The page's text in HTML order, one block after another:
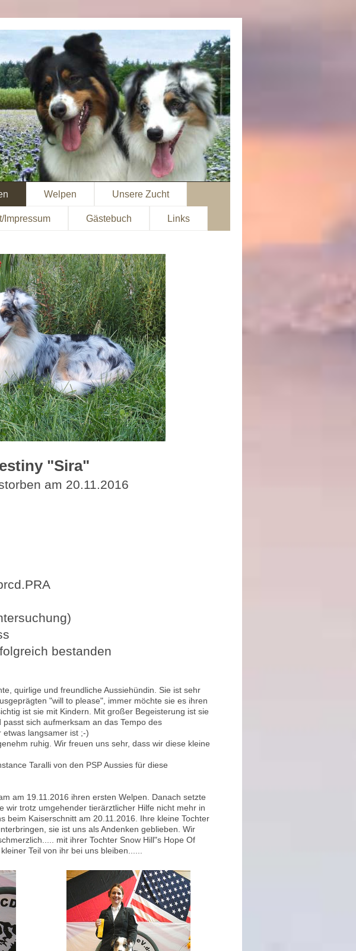
Welpen Unsere Zucht
Impressum Gästebuch Links
"Sira"
am 20.11.2016
bestanden
quirlige und freundliche Aussiehündin. Sie ist sehr
"will to please", immer möchte sie es ihren
ist sie mit Kindern. Mit großer Begeisterung ist sie
sich aufmerksam an das Tempo des
langsamer ist ;-)
ruhig. Wir freuen uns sehr, dass wir diese kleine
Taralli von den PSP Aussies für diese
am 19.11.2016 ihren ersten Welpen. Danach setzte
wir trotz umgehender tierärztlicher Hilfe nicht mehr in
beim Kaiserschnitt am 20.11.2016. Ihre kleine Tochter
sie ist uns als Andenken geblieben. Wir
mit ihrer Tochter Snow Hill"s Hope Of
Teil von ihr bei uns bleiben......